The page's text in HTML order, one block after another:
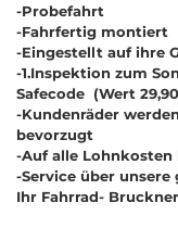
-Probefahrt
-Fahrfertig montiert
-Eingestellt auf ihre
-1.Inspektion zum
Safecode (Wert
-Kundenräder
bevorzugt
-Auf alle Lohnkosten
-Service über
Ihr Fahrrad-